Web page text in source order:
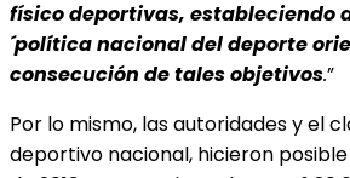
físico deportivas, estableciendo
´política nacional del deporte
consecución de tales objetivos.”
Por lo mismo, las autoridades y el
deportivo nacional, hicieron posible